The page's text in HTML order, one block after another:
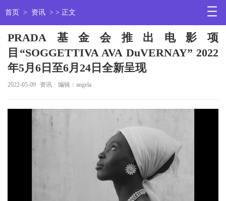
首页 > 资讯 > > 正文
PRADA基金会推出电影项
目“SOGGETTIVA AVA DuVERNAY” 2022
年5月6日至6月24日全新呈现
2022-05-09 资讯 编辑：angela